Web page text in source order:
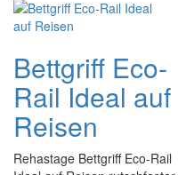
Bettgriff Eco-
Rail Ideal auf
Reisen
Rehastage Bettgriff Eco-Rail